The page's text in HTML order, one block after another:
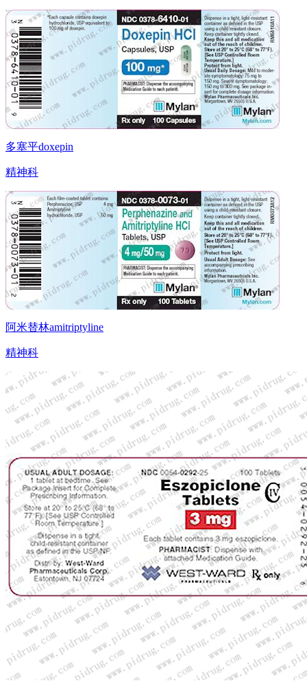
多塞平doxepin
精神科
阿米替林amitriptyline
精神科